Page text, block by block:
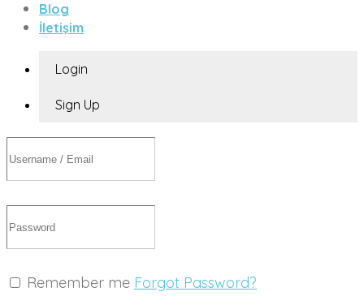
Blog
İletişim
Login
Sign Up
Remember me Forgot Password?